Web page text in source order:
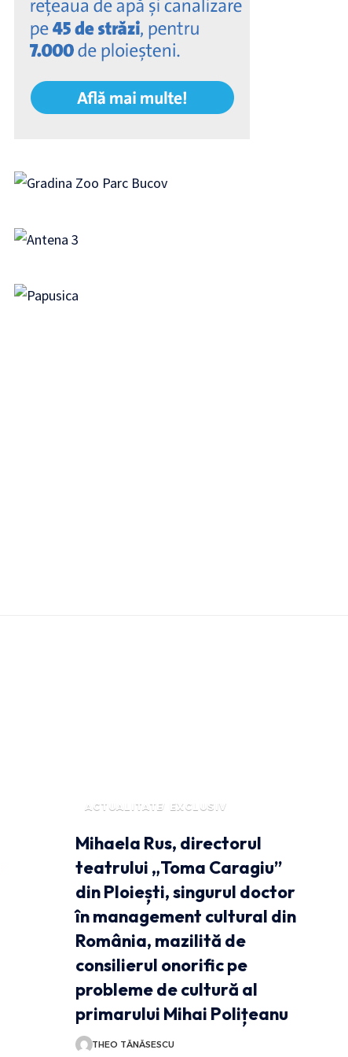
ACTUALITATE EXCLUSIV
Mihaela Rus, directorul
teatrului „Toma Caragiu”
din Ploiești, singurul doctor
în management cultural din
România, mazilită de
consilierul onorific pe
probleme de cultură al
primarului Mihai Polițeanu
THEO TĂNĂSESCU